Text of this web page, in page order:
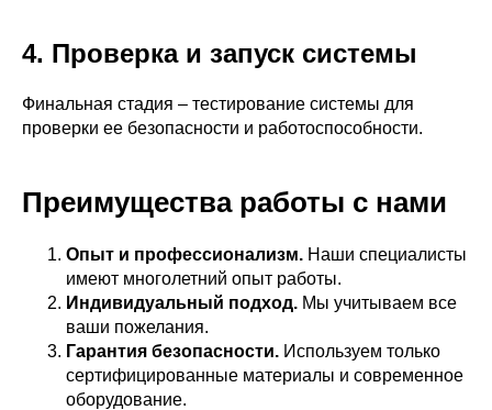
4. Проверка и запуск системы
Финальная стадия – тестирование системы для
проверки ее безопасности и работоспособности.
Преимущества работы с нами
Опыт и профессионализм. Наши специалисты
имеют многолетний опыт работы.
Индивидуальный подход. Мы учитываем все
ваши пожелания.
Гарантия безопасности. Используем только
сертифицированные материалы и современное
оборудование.